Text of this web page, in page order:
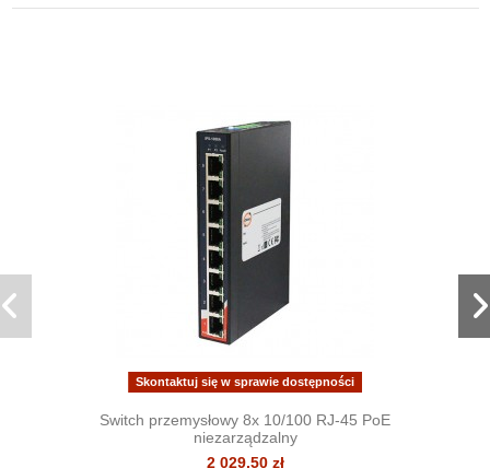
Skontaktuj się w sprawie dostępności
Switch przemysłowy 8x 10/100 RJ-45 PoE
niezarządzalny
2 029,50 zł